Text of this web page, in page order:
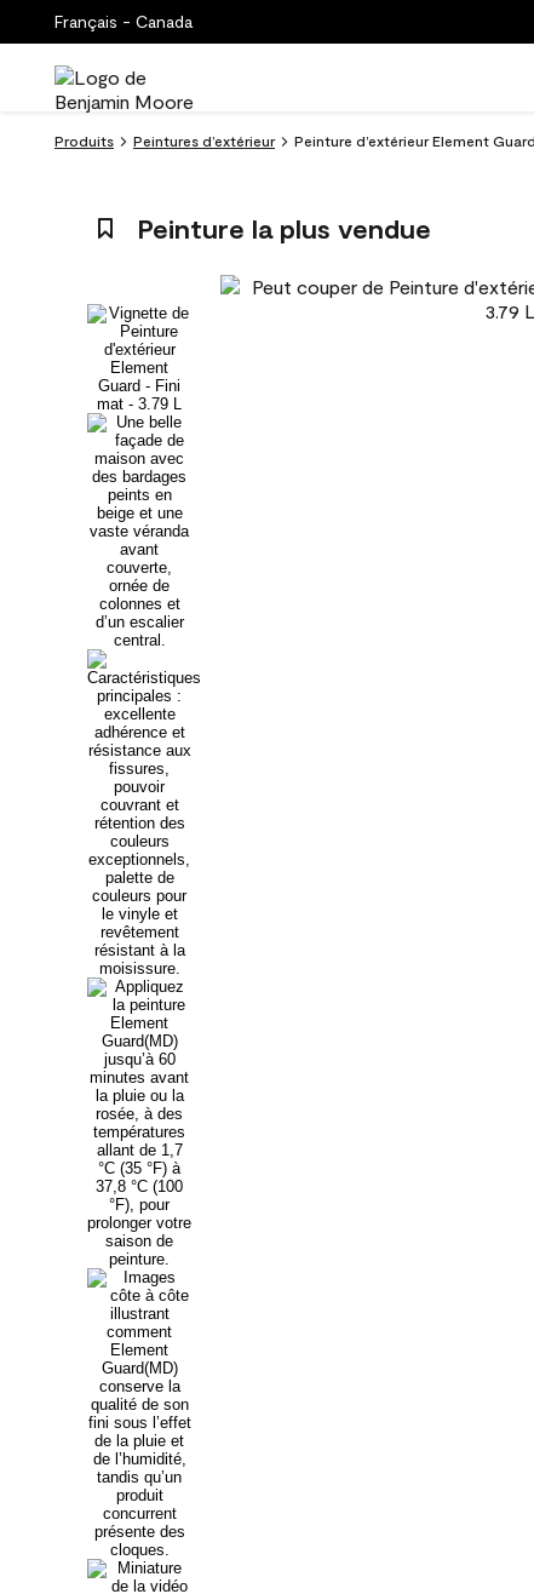
Français - Canada
Produits Peintures d’extérieur Peinture d’extérieur Element
Peinture la plus vendue